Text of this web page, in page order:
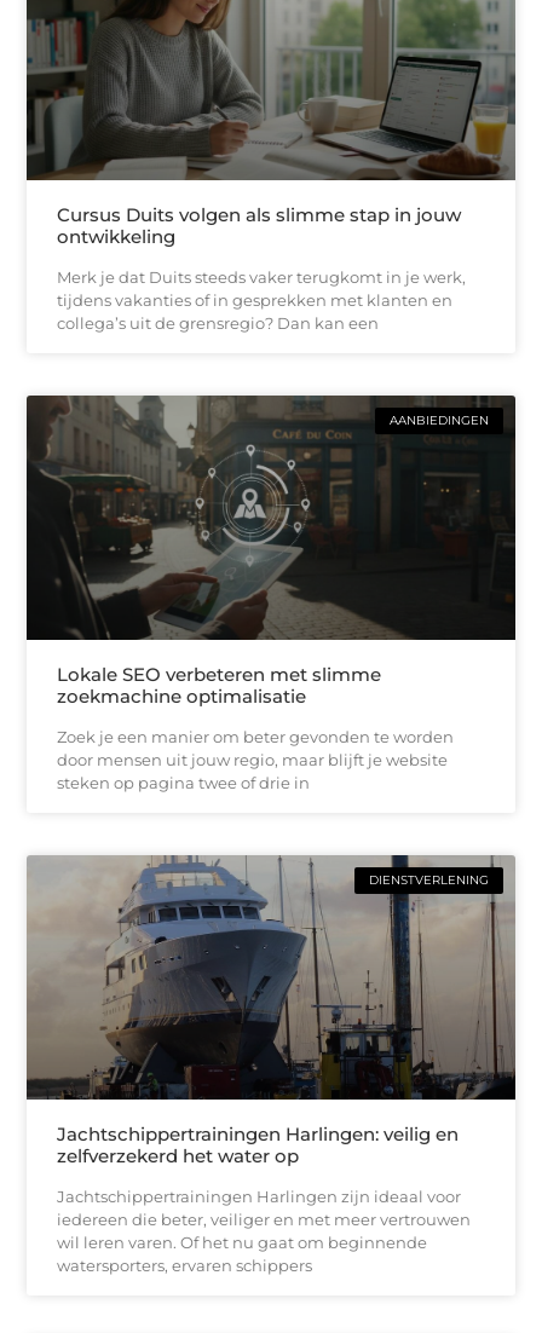
Cursus Duits volgen als slimme stap in jouw
ontwikkeling
Merk je dat Duits steeds vaker terugkomt in je werk,
tijdens vakanties of in gesprekken met klanten en
collega’s uit de grensregio? Dan kan een
AANBIEDINGEN
Lokale SEO verbeteren met slimme
zoekmachine optimalisatie
Zoek je een manier om beter gevonden te worden
door mensen uit jouw regio, maar blijft je website
steken op pagina twee of drie in
DIENSTVERLENING
Jachtschippertrainingen Harlingen: veilig en
zelfverzekerd het water op
Jachtschippertrainingen Harlingen zijn ideaal voor
iedereen die beter, veiliger en met meer vertrouwen
wil leren varen. Of het nu gaat om beginnende
watersporters, ervaren schippers